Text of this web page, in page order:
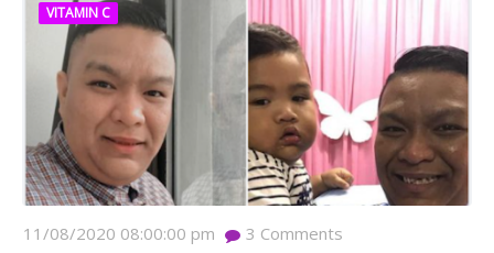
VITAMIN C
11/08/2020 08:00:00 pm 3 Comments